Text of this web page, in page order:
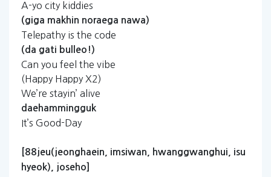
A-yo city kiddies
(giga makhin noraega nawa)
Telepathy is the code
(da gati bulleo!)
Can you feel the vibe
(Happy Happy X2)
We’re stayin’ alive
daehammingguk
It’s Good-Day
[88jeu(jeonghaein, imsiwan, hwanggwanghui,
isu
hyeok),
joseho]